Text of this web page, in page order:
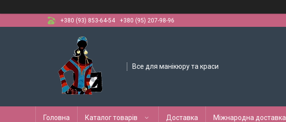
+380 (93) 853-64-54
+380 (95) 207-98-96
Все для манікюру та краси
Головна Каталог товарів Доставка Міжнародна доставка